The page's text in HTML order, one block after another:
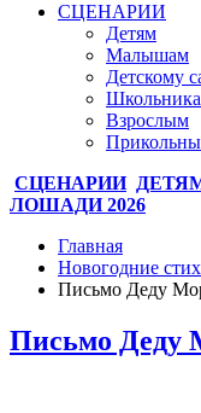
СЦЕНАРИИ
Детям
Малышам
Детскому
Взрослым
СЦЕНАРИИ
ЛОШАДИ 2026
Главная
Новогодние
Письмо Деду
Письмо Деду